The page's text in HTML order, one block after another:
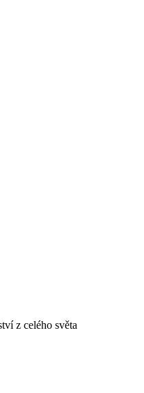
z celého světa